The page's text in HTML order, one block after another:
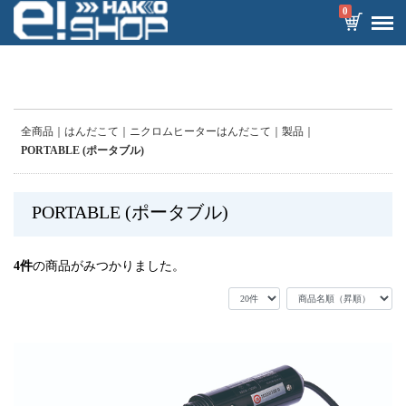
0
全商品 はんだこて ニクロムヒーターはんだこて
製品
PORTABLE (ポータブル)
PORTABLE (ポータブル)
4件の商品がみつかりました。